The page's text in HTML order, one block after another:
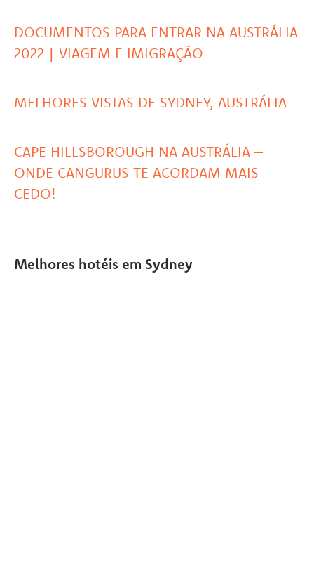
DOCUMENTOS PARA ENTRAR NA AUSTRÁLIA
2022 | VIAGEM E IMIGRAÇÃO
MELHORES VISTAS DE SYDNEY, AUSTRÁLIA
CAPE HILLSBOROUGH NA AUSTRÁLIA –
ONDE CANGURUS TE ACORDAM MAIS
CEDO!
Melhores hotéis em Sydney